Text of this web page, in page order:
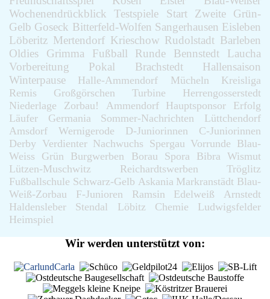
Wochenendrückblick
Testspiele Start Zweite
Grün-
Gelb Goseck Bitterfeld-Wolfen Sangerhausen Eisleben
Löberitz Mertendorf Krieschow Rudolstadt Barleben
Oldies
Grimma Fußball Runde Bennstedt
Laucha
Vorbereitung
Pokal Brachstedt
Hallensaison
Winterpause
Halle-Ammendorf Mücheln
Kreisliga
Remis
Großgörschen Turbine
Herrengosserstedt
Niederlage
Zorbau! Ammendorf Hauptsponsor
Erfolg
Läufer
Germania Sommer-Nachrichten
Lüttchendorf
Amsdorf
Wernigerode D-Juniorinnen
C-Juniorinnen
Derby Verdienter Nachwuchs Spergau Vorrunde Blau-
Weiss
Grün Burgwerben Borau Spora Bibra
Wismut
Lützen-Muschwitz
Reichardtswerben
Tröglitz
Fußballschule Schwarz-Gelb Askania Markranstädt Blau-
Weiß-Zorbau
F-Junioren Ramsin Edelweiß
Arnstedt
Haldensleber
Stendal Löbitz Chemie
Ludwigsfelder
Heimspiel
Wir werden unterstützt von: